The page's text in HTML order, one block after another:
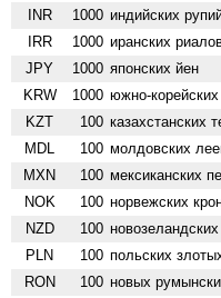
INR 1000 индийских
IRR 1000 иранских
JPY 1000 японских йен
KRW 1000 южно-
KZT 100 казахстанских
MDL 100 молдовских
MXN 100 мексиканских
NOK 100 норвежских
NZD 100
PLN 100 польских
RON 100 новых